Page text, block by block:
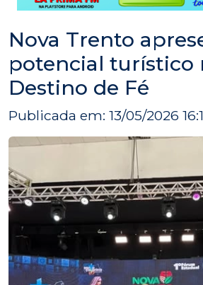
Nova Trento
potencial turístico
Destino de Fé
Publicada em: 13/05/2026